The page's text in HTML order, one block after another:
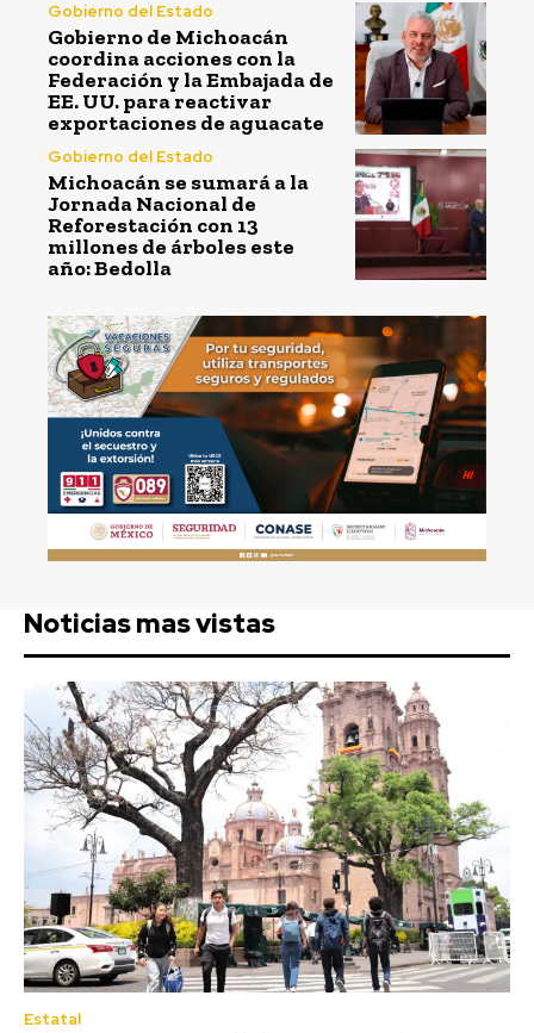
Gobierno del Estado
Gobierno de Michoacán
coordina acciones con la
Federación y la Embajada de
EE. UU. para reactivar
exportaciones de aguacate
Gobierno del Estado
Michoacán se sumará a la
Jornada Nacional de
Reforestación con 13
millones de árboles este
año: Bedolla
Noticias mas vistas
Estatal